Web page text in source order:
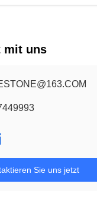
mit uns
Sie uns jetzt